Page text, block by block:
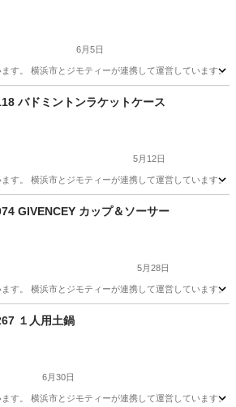
6月5日
ます。 横浜市とジモティーが連携して運営していま
リユース
バドミントンラケットケース
5月12日
ます。 横浜市とジモティーが連携して運営していま
バドミントンラケットケース
GIVENCEY カップ＆ソーサー
5月28日
ます。 横浜市とジモティーが連携して運営していま
リユース
１人用土鍋
6月30日
ます。 横浜市とジモティーが連携して運営していま